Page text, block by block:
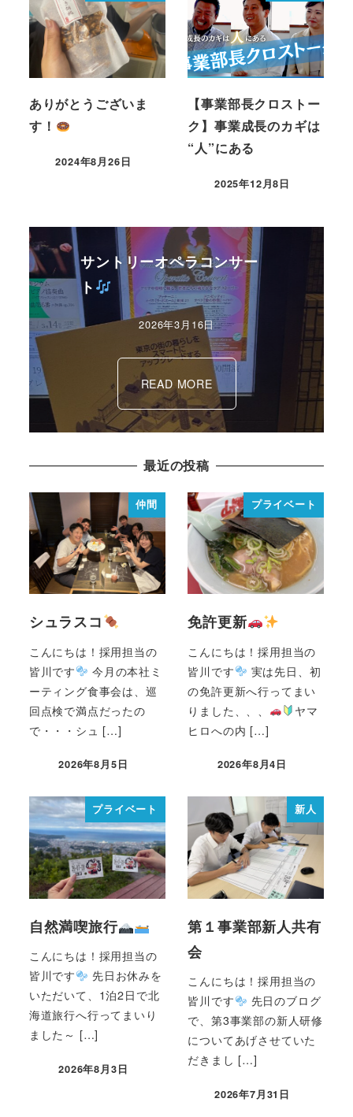
ありがとうございま
す！
2024年8月26日
【事業部長クロストー
ク】事業成長のカギは
“人”にある
2025年12月8日
サントリーオペラコンサー
ト
2026年3月16日
READ MORE
最近の投稿
仲間
シュラスコ
こんにちは！採用担当の
皆川です
今月の本社ミ
ーティング食事会は、巡
回点検で満点だったの
で・・・シュ […]
2026年8月5日
プライベート
免許更新
こんにちは！採用担当の
皆川です
実は先日、初
の免許更新へ行ってまい
りました、、、
ヤマ
ヒロへの内 […]
2026年8月4日
プライベート
自然満喫旅行
こんにちは！採用担当の
皆川です
先日お休みを
いただいて、1泊2日で北
海道旅行へ行ってまいり
ました～ […]
2026年8月3日
新人
第１事業部新人共有
会
こんにちは！採用担当の
皆川です
先日のブログ
で、第3事業部の新人研修
についてあげさせていた
だきまし […]
2026年7月31日